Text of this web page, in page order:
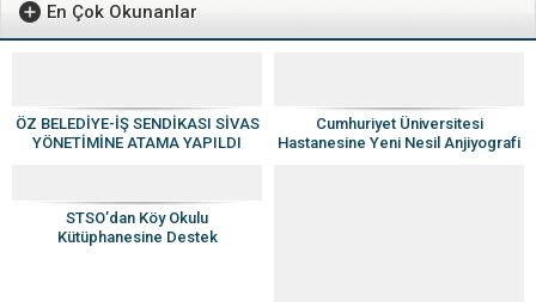
En Çok Okunanlar
ÖZ BELEDİYE-İŞ SENDİKASI SİVAS
YÖNETİMİNE ATAMA YAPILDI
Cumhuriyet Üniversitesi
Hastanesine Yeni Nesil Anjiyografi
STSO’dan Köy Okulu
Kütüphanesine Destek